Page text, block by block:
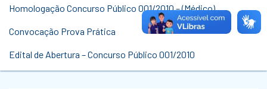
Homologação Concurso Público 001/2010 – (Médico)
Convocação Prova Prática
Edital de Abertura – Concurso Público 001/2010